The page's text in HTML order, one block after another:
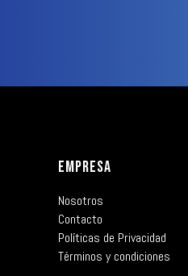
EMPRESA
Nosotros
Contacto
Políticas de Privacidad
Términos y condiciones